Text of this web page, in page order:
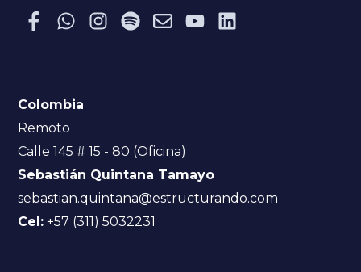
Colombia
Remoto
Calle 145 # 15 - 80 (Oficina)
Sebastián Quintana Tamayo
sebastian.quintana@estructurando.com
Cel: +57 (311) 5032231